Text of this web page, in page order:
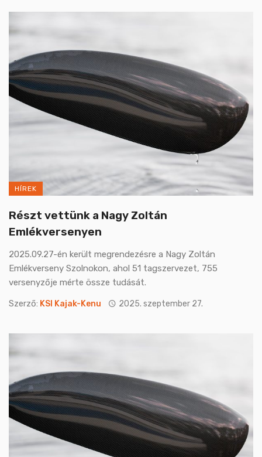
HÍREK
Részt vettünk a Nagy Zoltán
Emlékversenyen
2025.09.27-én került megrendezésre a Nagy Zoltán
Emlékverseny Szolnokon, ahol 51 tagszervezet, 755
versenyzője mérte össze tudását.
Szerző: KSI Kajak-Kenu 2025. szeptember 27.